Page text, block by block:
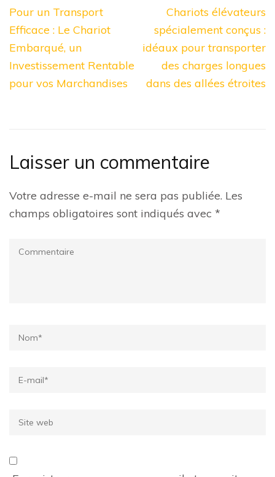
Navigation
de
l’article
Pour un Transport
Efficace : Le Chariot
Embarqué, un
Investissement Rentable
pour vos Marchandises
Chariots élévateurs
spécialement conçus :
idéaux pour transporter
des charges longues
dans des allées étroites
Laisser un commentaire
Votre adresse e-mail ne sera pas publiée. Les
champs obligatoires sont indiqués avec *
Commentaire
Name*
Email*
Site